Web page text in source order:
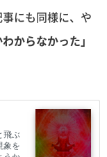
にも同様に、や
からなかった」